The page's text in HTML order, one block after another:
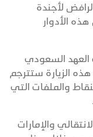
لأجندة
الأدوار
العهد السعودي
الزيارة ستترجم
والملفات التي
والإمارات